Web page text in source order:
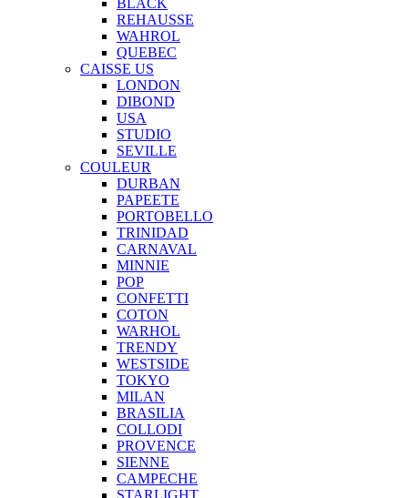
BLACK
REHAUSSE
WAHROL
QUEBEC
CAISSE US
LONDON
DIBOND
USA
STUDIO
SEVILLE
COULEUR
DURBAN
PAPEETE
PORTOBELLO
TRINIDAD
CARNAVAL
MINNIE
POP
CONFETTI
COTON
WARHOL
TRENDY
WESTSIDE
TOKYO
MILAN
BRASILIA
COLLODI
PROVENCE
SIENNE
CAMPECHE
STARLIGHT